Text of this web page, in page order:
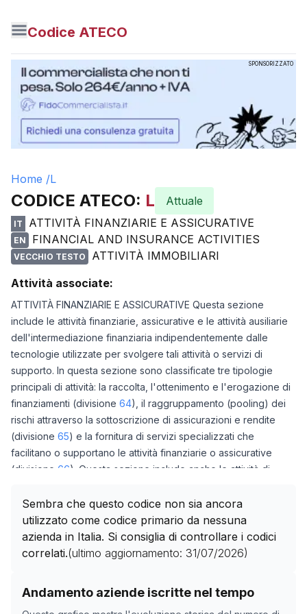
Codice ATECO
SPONSORIZZATO
Home /L
CODICE ATECO: L Attuale
IT ATTIVITÀ FINANZIARIE E ASSICURATIVE
EN FINANCIAL AND INSURANCE ACTIVITIES
VECCHIO TESTO
ATTIVITÀ IMMOBILIARI
Attività associate:
ATTIVITÀ FINANZIARIE E ASSICURATIVE Questa sezione
include le attività finanziarie, assicurative e le attività ausiliarie
dell'intermediazione finanziaria indipendentemente dalle
tecnologie utilizzate per svolgere tali attività o servizi di
supporto. In questa sezione sono classificate tre tipologie
principali di attività: la raccolta, l'ottenimento e l'erogazione di
finanziamenti (divisione 64), il raggruppamento (pooling) dei
rischi attraverso la sottoscrizione di assicurazioni e rendite
(divisione 65) e la fornitura di servizi specializzati che
facilitano o supportano le attività finanziarie o assicurative
(divisione 66). Questa sezione include anche le attività di
partecipazione (holding) e dei conduit di finanziamento e le
attività di società fiduciarie, dei fondi e altre entità simili
(divisione64), nonché le attività di riassicurazione e dei fondi
pensione (divisione 65). Sono escluse le seguenti attività:
esempio servizi informatici di supporto alle attività bancarie
Sembra che questo codice non sia ancora
utilizzato come codice primario da nessuna
azienda in Italia. Si consiglia di controllare i codici
correlati.(ultimo aggiornamento: 31/07/2026)
Andamento aziende iscritte nel tempo
Storico numero di aziende con codice ATECO
Data rilevazione
Numero